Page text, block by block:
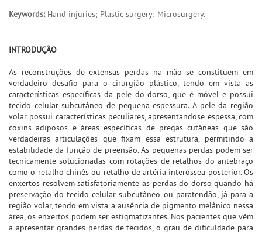
Keywords:Hand injuries; Plastic surgery; Microsurgery.
INTRODUÇÃO
As reconstruções de extensas perdas na mão se constituem em
verdadeiro desafio para o cirurgião plástico, tendo em vista as
características específicas da pele do dorso, que é móvel e possui
tecido celular subcutâneo de pequena espessura. A pele da região
volar possui características peculiares, apresentandose espessa, com
coxins adiposos e áreas específicas de pregas cutâneas que são
verdadeiras articulações que fixam essa estrutura, permitindo a
estabilidade da função de preensão. As pequenas perdas podem ser
tecnicamente solucionadas com rotações de retalhos do antebraço
como o retalho chinês ou retalho de artéria interóssea posterior. Os
enxertos resolvem satisfatoriamente as perdas do dorso quando há
preservação do tecido celular subcutâneo ou paratendão, já para a
região volar, tendo em vista a ausência de pigmento melânico nessa
área, os enxertos podem ser estigmatizantes. Nos pacientes que vêm
a apresentar grandes perdas de tecidos, o grau de dificuldade para